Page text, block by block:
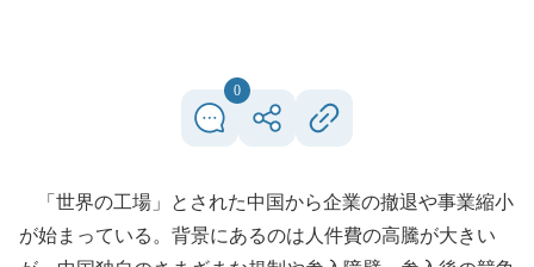
0
「世界の工場」とされた中国から企業の撤退や事業縮小
が始まっている。背景にあるのは人件費の高騰が大きい